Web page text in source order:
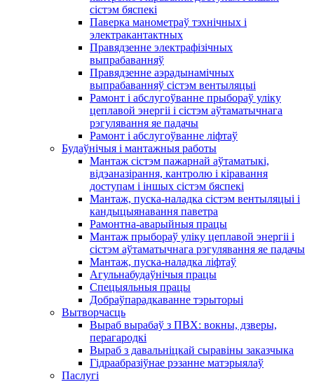
сістэм бяспекі
Паверка манометраў тэхнічных і
электракантактных
Правядзенне электрафізічных
выпрабаванняў
Правядзенне аэрадынамічных
выпрабаванняў сістэм вентыляцыі
Рамонт і абслугоўванне прыбораў уліку
цеплавой энергіі і сістэм аўтаматычнага
рэгулявання яе падачы
Рамонт і абслугоўванне ліфтаў
Будаўнічыя і мантажныя работы
Мантаж сістэм пажарнай аўтаматыкі,
відэаназірання, кантролю і кіравання
доступам і іншых сістэм бяспекі
Мантаж, пуска-наладка сістэм вентыляцыі і
кандыцыянавання паветра
Рамонтна-аварыйныя працы
Мантаж прыбораў уліку цеплавой энергіі і
сістэм аўтаматычнага рэгулявання яе падачы
Мантаж, пуска-наладка ліфтаў
Агульнабудаўнічыя працы
Спецыяльныя працы
Добраўпарадкаванне тэрыторыі
Вытворчасць
Выраб вырабаў з ПВХ: вокны, дзверы,
перагародкі
Выраб з давальніцкай сыравіны заказчыка
Гідраабразіўнае рэзанне матэрыялаў
Паслугі